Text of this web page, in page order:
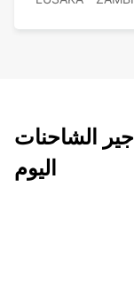
الشاحنات
اليوم